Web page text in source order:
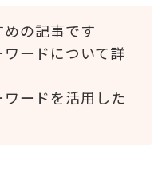
の記事です
ワードについて詳
ワードを活用した